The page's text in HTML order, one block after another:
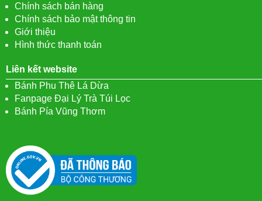
Chính sách bán hàng
Chính sách bảo mật thông tin
Giới thiệu
Hình thức thanh toán
Liên kết website
Bánh Phu Thê Lá Dừa
Fanpage Đại Lý Trà Túi Lọc
Bánh Pía Vũng Thơm